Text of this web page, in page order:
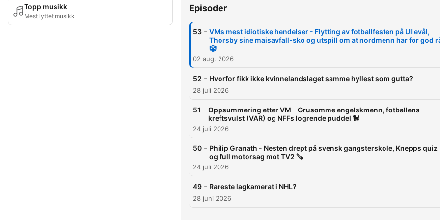
Topp musikk
Mest lyttet musikk
Episoder
53 - VMs mest idiotiske hendelser - Flytting av fotballfesten på Ullevål,
Thorsby sine maisavfall-sko og utspill om at nordmenn har for god
🤡
02 aug. 2026
52 - Hvorfor fikk ikke kvinnelandslaget samme hyllest som gutta?
28 juli 2026
51 - Oppsummering etter VM - Grusomme engelskmenn, fotballens
kreftsvulst (VAR) og NFFs logrende puddel 🐩
24 juli 2026
50 - Philip Granath - Nesten drept på svensk gangsterskole, Knepps quiz
og full motorsag mot TV2 🪚
24 juli 2026
49 - Rareste lagkamerat i NHL?
28 juni 2026